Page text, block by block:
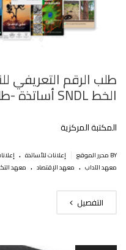
طلب الرقم التعريفي
الخط SNDL أساتذة -طلبة الدكتوراه -ماستر 2
المكتبة المركزية
BY محرر الموقع إعلانات للأساتذة .
معهد الآداب . معهد الإقتصاد . معهد
التفصيل